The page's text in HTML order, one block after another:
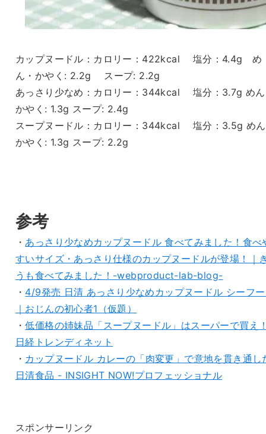
カップヌードル：カロリー：422kcal 塩分：4.4g め
ん・かやく: 2.2g スープ: 2.2g
あっさり少なめ：カロリー：344kcal 塩分：3.7g め
かやく: 1.3g スープ: 2.4g
スープヌードル：カロリー：344kcal 塩分：3.5g め
かやく: 1.3g スープ: 2.2g
参考
・ あっさり少なめカップヌードル 食べてみました！食べ
すいサイズ・あっさり仕様のカップヌードルが登場！｜
うも食べてみました！-webproduct-lab-blog-
・ 4/9発売 日清 あっさり少なめカップヌードル シーフ
｜おじんの初心者1（仮題）
・低価格の姉妹品「スープヌードル」はスーパーで買え
日経トレンディネット
・ カップヌードル カレーの「肉変更」で意地を貫き通し
日清食品 - INSIGHT NOW!プロフェッショナル
スポンサーリンク